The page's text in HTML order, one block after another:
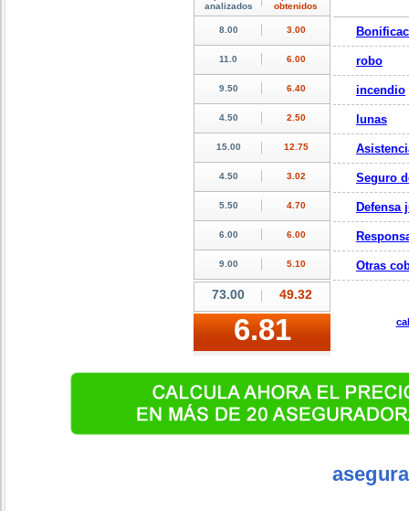
robo
incendio
lunas
Seguro
Defensa
Otras